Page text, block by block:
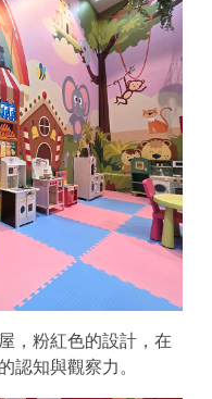
，粉紅色的設計，在
認知與觀察力。